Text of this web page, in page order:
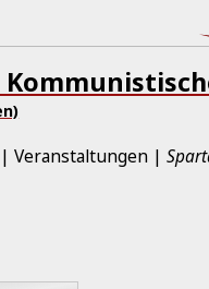
Veranstaltungen